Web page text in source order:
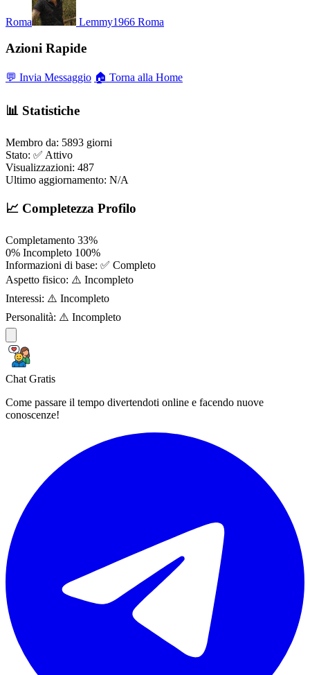
Roma Lemmy1966 Roma
Azioni Rapide
💬 Invia Messaggio 🏠 Torna alla Home
📊 Statistiche
Membro da: 5893 giorni
Stato: ✅ Attivo
Visualizzazioni: 487
Ultimo aggiornamento: N/A
📈 Completezza Profilo
Completamento 33%
0% Incompleto 100%
Informazioni di base: ✅ Completo
Aspetto fisico: ⚠️ Incompleto
Interessi: ⚠️ Incompleto
Personalità: ⚠️ Incompleto
Chat Gratis
Come passare il tempo divertendoti online e facendo nuove
conoscenze!